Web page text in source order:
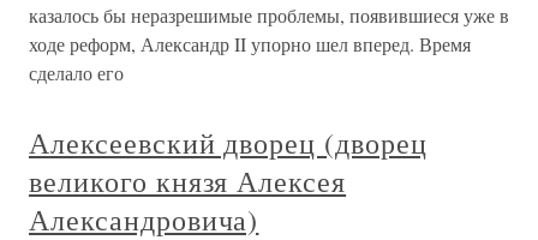
казалось бы неразрешимые проблемы, появившиеся уже в
ходе реформ, Александр II упорно шел вперед. Время
сделало его
Алексеевский дворец (дворец
великого князя Алексея
Александровича)